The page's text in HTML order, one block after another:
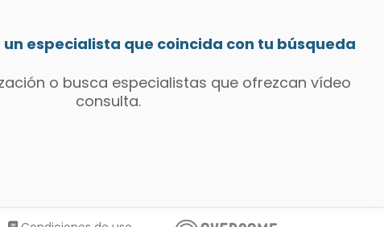
especialista que coincida con tu búsqueda
o busca especialistas que ofrezcan vídeo
consulta.